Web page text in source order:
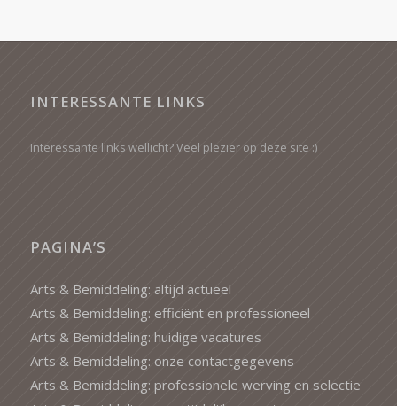
INTERESSANTE LINKS
Interessante links wellicht? Veel plezier op deze site :)
PAGINA’S
Arts & Bemiddeling: altijd actueel
Arts & Bemiddeling: efficiënt en professioneel
Arts & Bemiddeling: huidige vacatures
Arts & Bemiddeling: onze contactgegevens
Arts & Bemiddeling: professionele werving en selectie